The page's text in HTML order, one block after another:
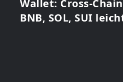
Wallet: Cross-
BNB, SOL, SUI